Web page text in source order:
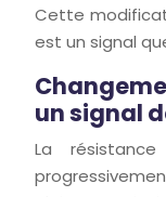
Cette
est un signal
un signal
La